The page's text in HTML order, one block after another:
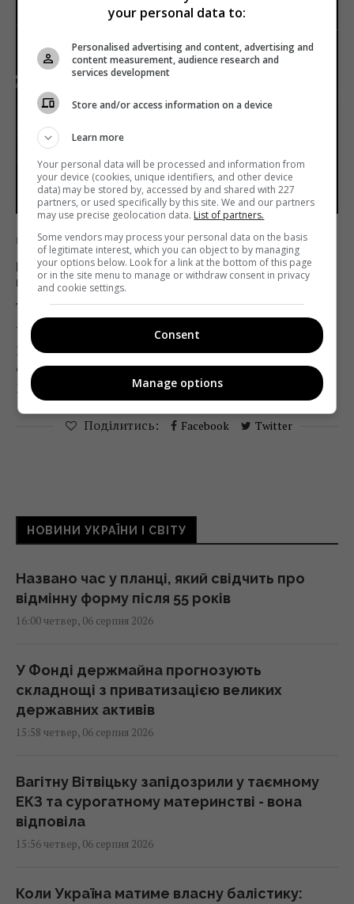
Новини Піратство ТБ
Кіберполіція викрила «адміна» 56
піратських сайтів
Telekritika
04.02.2019 10:34
Кіберполіції викрила чоловіка, який самостійно
створив і адміністрував 56 піратських інтернет-
ресурсів.
Поділитись: Facebook Twitter
НОВИНИ УКРАЇНИ І СВІТУ
Названо час у планці, який свідчить про
відмінну форму після 55 років
16:00 четвер, 06 серпня 2026
У Фонді держмайна прогнозують
складнощі з приватизацією великих
державних активів
15:58 четвер, 06 серпня 2026
Вагітну Вітвіцьку запідозрили у таємному
ЕКЗ та сурогатному материнстві - вона
відповіла
15:56 четвер, 06 серпня 2026
Коли Україна матиме власну балістику:
your personal data to:
Personalised advertising and content, advertising and
content measurement, audience research and
services development
Store and/or access information on a device
Learn more
Your personal data will be processed and information from
your device (cookies, unique identifiers, and other device
data) may be stored by, accessed by and shared with 227
partners, or used specifically by this site. We and our partners
may use precise geolocation data. List of partners.
Some vendors may process your personal data on the basis
of legitimate interest, which you can object to by managing
your options below. Look for a link at the bottom of this page
or in the site menu to manage or withdraw consent in privacy
and cookie settings.
Consent
Manage options